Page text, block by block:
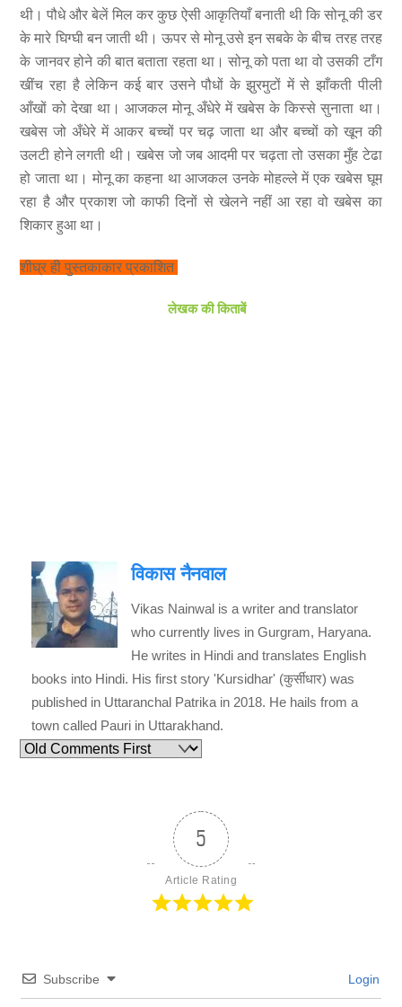
थी। पौधे और बेलें मिल कर कुछ ऐसी आकृतियाँ बनाती थी कि सोनू की डर
के मारे घिग्घी बन जाती थी। ऊपर से मोनू उसे इन सबके के बीच तरह तरह
के जानवर होने की बात बताता रहता था। सोनू को पता था वो उसकी टाँग
खींच रहा है लेकिन कई बार उसने पौधों के झुरमुटों में से झाँकती पीली
आँखों को देखा था। आजकल मोनू अँधेरे में खबेस के किस्से सुनाता था।
खबेस जो अँधेरे में आकर बच्चों पर चढ़ जाता था और बच्चों को खून की
उलटी होने लगती थी। खबेस जो जब आदमी पर चढ़ता तो उसका मुँह टेढा
हो जाता था। मोनू का कहना था आजकल उनके मोहल्ले में एक खबेस घूम
रहा है और प्रकाश जो काफी दिनों से खेलने नहीं आ रहा वो खबेस का
शिकार हुआ था।
शीघ्र ही पुस्तकाकार प्रकाशित
लेखक की किताबें
विकास नैनवाल
Vikas Nainwal is a writer and translator
who currently lives in Gurgram, Haryana.
He writes in Hindi and translates English
books into Hindi. His first story 'Kursidhar' (कुर्सीधार) was
published in Uttaranchal Patrika in 2018. He hails from a
town called Pauri in Uttarakhand.
5
Article Rating
Subscribe Login